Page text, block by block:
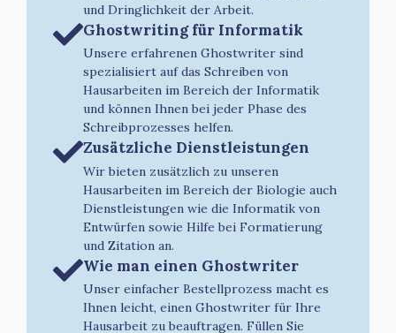
und Dringlichkeit der Arbeit.
Ghostwriting für Informatik
Unsere erfahrenen Ghostwriter sind
spezialisiert auf das Schreiben von
Hausarbeiten im Bereich der Informatik
und können Ihnen bei jeder Phase des
Schreibprozesses helfen.
Zusätzliche Dienstleistungen
Wir bieten zusätzlich zu unseren
Hausarbeiten im Bereich der Biologie auch
Dienstleistungen wie die Informatik von
Entwürfen sowie Hilfe bei Formatierung
und Zitation an.
Wie man einen Ghostwriter
Unser einfacher Bestellprozess macht es
Ihnen leicht, einen Ghostwriter für Ihre
Hausarbeit zu beauftragen. Füllen Sie